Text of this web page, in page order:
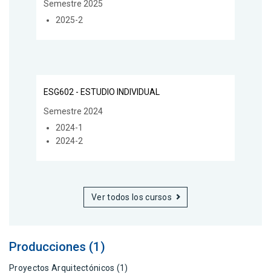
Semestre 2025
2025-2
ESG602 - ESTUDIO INDIVIDUAL
Semestre 2024
2024-1
2024-2
Ver todos los cursos
Producciones (1)
Proyectos Arquitectónicos (1)